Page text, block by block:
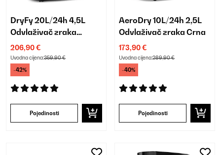
DryFy 20L/24h 4,5L
Odvlaživač zraka
Antracit
206,90 €
Uvodna cijena:359,90 €
-42%
Pojedinosti
AeroDry 10L/24h 2,5L
Odvlaživač zraka Crna
173,90 €
Uvodna cijena:289,90 €
-40%
Pojedinosti